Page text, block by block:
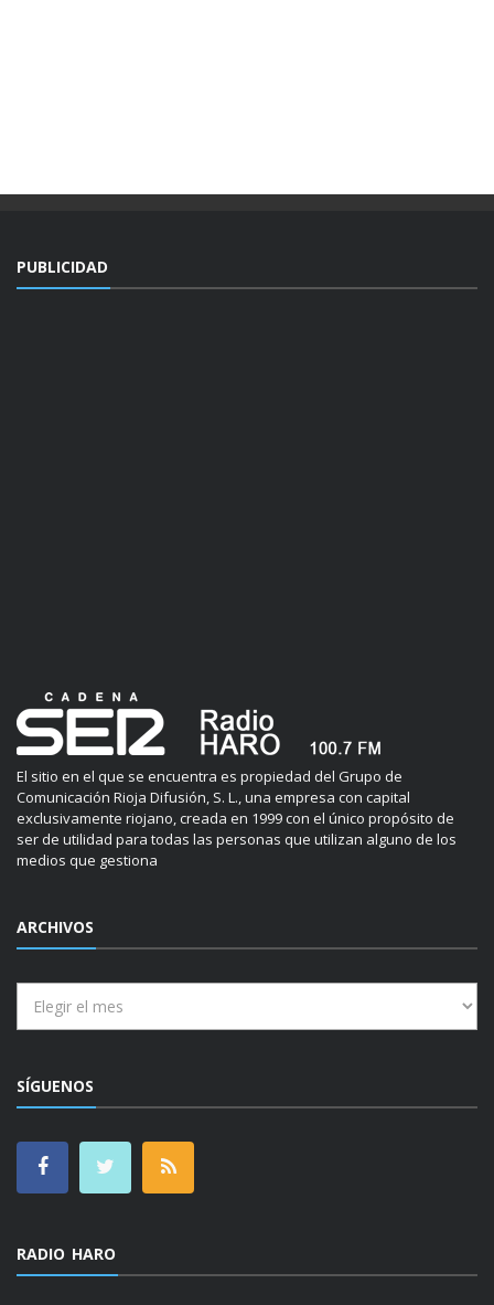
PUBLICIDAD
El sitio en el que se encuentra es propiedad del Grupo de
Comunicación Rioja Difusión, S. L., una empresa con capital
exclusivamente riojano, creada en 1999 con el único propósito de
ser de utilidad para todas las personas que utilizan alguno de los
medios que gestiona
ARCHIVOS
SÍGUENOS
RADIO HARO